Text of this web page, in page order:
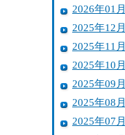
2026年01月
2025年12月
2025年11月
2025年10月
2025年09月
2025年08月
2025年07月